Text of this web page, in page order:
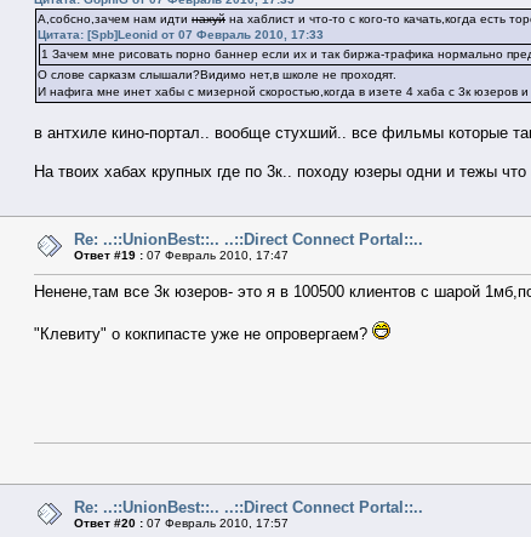
А,собсно,зачем нам идти нахуй на хаблист и что-то с кого-то качать,когда
Цитата: [Spb]Leonid от 07 Февраль 2010, 17:33
1 Зачем мне рисовать порно баннер если их и так биржа-трафика нормально
О слове сарказм слышали?Видимо нет,в школе не проходят.
И нафига мне инет хабы с мизерной скоростью,когда в изете 4 хаба с 3к юзеров
в антхиле кино-портал.. вообще стухший.. все фильмы которые
На твоих хабах крупных где по 3к.. походу юзеры одни и тежы
Re: ..::UnionBest::.. ..::Direct Connect Portal::..
Ответ #19 : 07 Февраль 2010, 17:47
Ненене,там все 3к юзеров- это я в 100500 клиентов с шарой
"Клевиту" о кокпипасте уже не опровергаем?
Re: ..::UnionBest::.. ..::Direct Connect Portal::..
Ответ #20 : 07 Февраль 2010, 17:57